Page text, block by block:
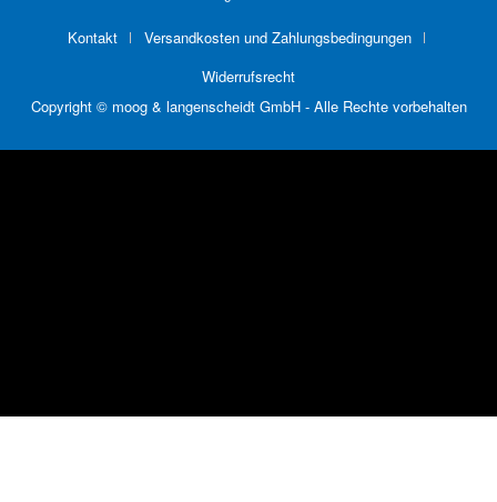
Kontakt
Versandkosten und Zahlungsbedingungen
Widerrufsrecht
Copyright © moog & langenscheidt GmbH - Alle Rechte vorbehalten